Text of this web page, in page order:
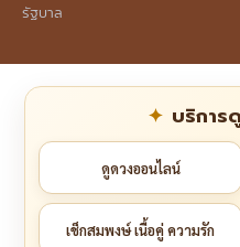
รัฐบาล
บริการ
ดูดวงออนไลน์
เช็กสมพงษ์ เนื้อคู่ ความรัก